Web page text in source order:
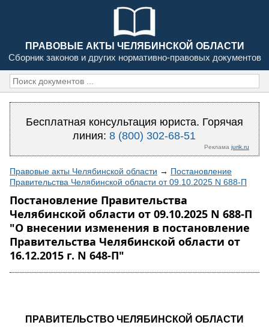
ПРАВОВЫЕ АКТЫ ЧЕЛЯБИНСКОЙ ОБЛАСТИ
Сборник законов и других нормативно-правовых документов
Бесплатная консультация юриста. Горячая
линия:8 (800) 302-68-51
Реклама jurik.ru
Правовые акты Челябинской области → Постановление
Правительства Челябинской области от 09.10.2025 N 688-П
Постановление Правительства
Челябинской области от 09.10.2025 N 688-П
"О внесении изменения в постановление
Правительства Челябинской области от
16.12.2015 г. N 648-П"
ПРАВИТЕЛЬСТВО ЧЕЛЯБИНСКОЙ ОБЛАСТИ